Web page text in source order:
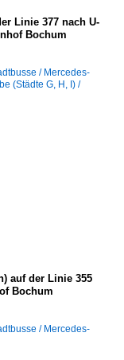
Linie 377 nach U-
Bochum
/ Mercedes-
(Städte G, H, I) /
auf der Linie 355
Bochum
/ Mercedes-